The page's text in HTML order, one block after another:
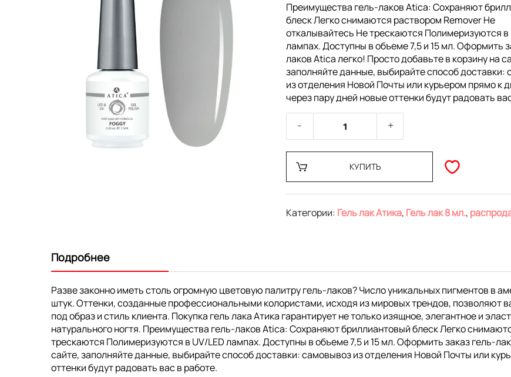
изображений
Преимущества гель-лаков Atica: Сохраняют
блеск Легко снимаются раствором Remover Не
откалывайтесь Не трескаются Полимеризуются в
лампах. Доступны в объеме 7,5 и 15 мл. Оформить
лаков Atica легко! Просто добавьте в корзину на
заполняйте данные, выбирайте способ доставки:
из отделения Новой Почты или курьером прямо к
через пару дней новые оттенки будут радовать
КУПИТЬ
Категории: Гель лак Атика, Гель лак 8 мл.,
Подробнее
Разве законно иметь столь огромную цветовую палитру гель-лаков? Число уникальных пигментов в
штук. Оттенки, созданные профессиональными колористами, исходя из мировых трендов, позволяют
под образ и стиль клиента. Покупка гель лака Атика гарантирует не только изящное, элегантное и
натурального ногтя. Преимущества гель-лаков Atica: Сохраняют бриллиантовый блеск Легко
трескаются Полимеризуются в UV/LED лампах. Доступны в объеме 7,5 и 15 мл. Оформить заказ гель-
сайте, заполняйте данные, выбирайте способ доставки: самовывоз из отделения Новой Почты или
оттенки будут радовать вас в работе.